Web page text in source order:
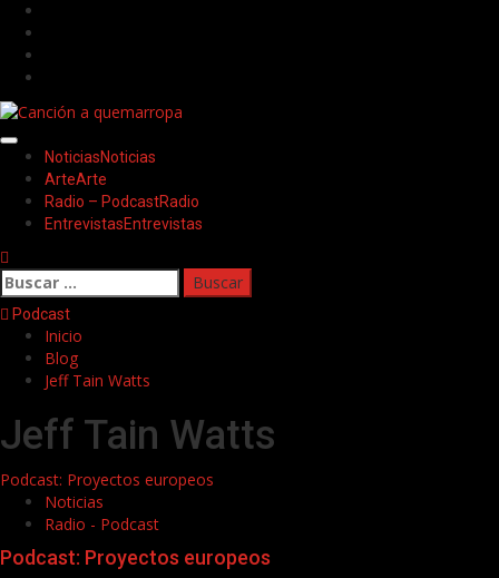
Saltar
contenido
Menú
principal
NoticiasNoticias
ArteArte
Radio – PodcastRadio
EntrevistasEntrevistas
Buscar:
Podcast
Inicio
Blog
Jeff Tain Watts
Jeff Tain Watts
Podcast: Proyectos europeos
Noticias
Radio - Podcast
Podcast: Proyectos europeos